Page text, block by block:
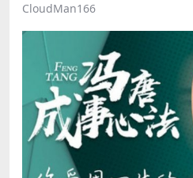
CloudMan166